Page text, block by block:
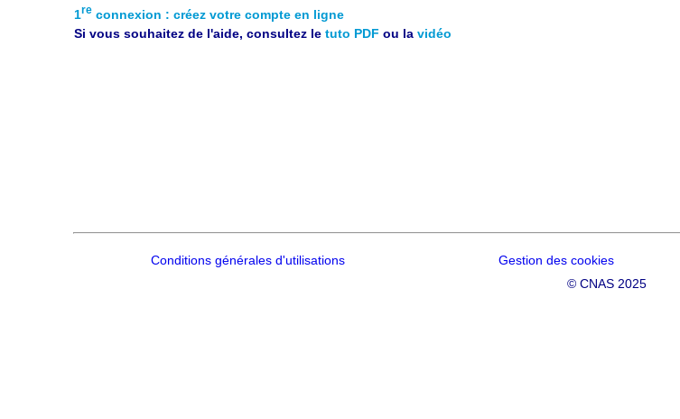
1re connexion : créez votre compte en ligne
Si vous souhaitez de l'aide, consultez le tuto PDF ou la vidéo
Conditions générales d'utilisations Gestion des cookies
© CNAS 2025